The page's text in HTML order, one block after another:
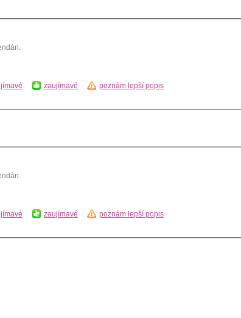
zaujímavé poznám lepší popis
zaujímavé poznám lepší popis